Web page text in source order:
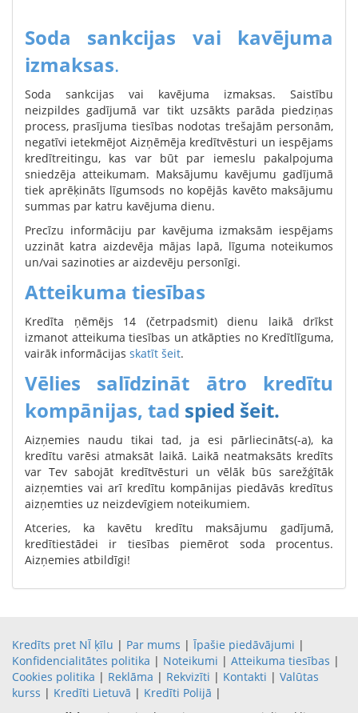
Soda sankcijas vai kavējuma
izmaksas.
Soda sankcijas vai kavējuma izmaksas. Saistību
neizpildes gadījumā var tikt uzsākts parāda piedziņas
process, prasījuma tiesības nodotas trešajām personām,
negatīvi ietekmējot Aizņēmēja kredītvēsturi un iespējams
kredītreitingu, kas var būt par iemeslu pakalpojuma
sniedzēja atteikumam. Maksājumu kavējumu gadījumā
tiek aprēķināts līgumsods no kopējās kavēto maksājumu
summas par katru kavējuma dienu.
Precīzu informāciju par kavējuma izmaksām iespējams
uzzināt katra aizdevēja mājas lapā, līguma noteikumos
un/vai sazinoties ar aizdevēju personīgi.
Atteikuma tiesības
Kredīta ņēmējs 14 (četrpadsmit) dienu laikā drīkst
izmanot atteikuma tiesības un atkāpties no Kredītlīguma,
vairāk informācijas skatīt šeit.
Vēlies salīdzināt ātro kredītu
kompānijas, tad spied šeit.
Aizņemies naudu tikai tad, ja esi pārliecināts(-a), ka
kredītu varēsi atmaksāt laikā. Laikā neatmaksāts kredīts
var Tev sabojāt kredītvēsturi un vēlāk būs sarežģītāk
aizņemties vai arī kredītu kompānijas piedāvās kredītus
aizņemties uz neizdevīgiem noteikumiem.
Atceries, ka kavētu kredītu maksājumu gadījumā,
kredītiestādei ir tiesības piemērot soda procentus.
Aizņemies atbildīgi!
Kredīts pret NĪ ķīlu | Par mums | Īpašie piedāvājumi |
Konfidencialitātes politika | Noteikumi | Atteikuma tiesības |
Cookies politika | Reklāma | Rekvizīti | Kontakti | Valūtas
kurss | Kredīti Lietuvā | Kredīti Polijā |